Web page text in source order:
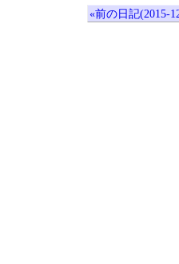
«前の日記(2015-